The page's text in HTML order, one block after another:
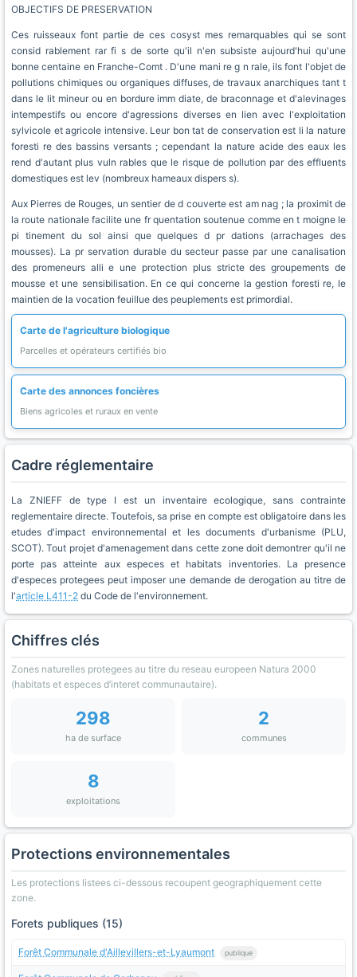
OBJECTIFS DE PRESERVATION
Ces ruisseaux font partie de ces cosyst mes remarquables qui se sont
consid rablement rar fi s de sorte qu'il n'en subsiste aujourd'hui qu'une
bonne centaine en Franche-Comt . D'une mani re g n rale, ils font l'objet de
pollutions chimiques ou organiques diffuses, de travaux anarchiques tant t
dans le lit mineur ou en bordure imm diate, de braconnage et d'alevinages
intempestifs ou encore d'agressions diverses en lien avec l'exploitation
sylvicole et agricole intensive. Leur bon tat de conservation est li la nature
foresti re des bassins versants ; cependant la nature acide des eaux les
rend d'autant plus vuln rables que le risque de pollution par des effluents
domestiques est lev (nombreux hameaux dispers s).
Aux Pierres de Rouges, un sentier de d couverte est am nag ; la proximit de
la route nationale facilite une fr quentation soutenue comme en t moigne le
pi tinement du sol ainsi que quelques d pr dations (arrachages des
mousses). La pr servation durable du secteur passe par une canalisation
des promeneurs alli e une protection plus stricte des groupements de
mousse et une sensibilisation. En ce qui concerne la gestion foresti re, le
maintien de la vocation feuillue des peuplements est primordial.
Carte de l'agriculture biologique
Parcelles et opérateurs certifiés bio
Carte des annonces foncières
Biens agricoles et ruraux en vente
Cadre réglementaire
La ZNIEFF de type I est un inventaire ecologique, sans contrainte
reglementaire directe. Toutefois, sa prise en compte est obligatoire dans les
etudes d'impact environnemental et les documents d'urbanisme (PLU,
SCOT). Tout projet d'amenagement dans cette zone doit demontrer qu'il ne
porte pas atteinte aux especes et habitats inventories. La presence
d'especes protegees peut imposer une demande de derogation au titre de
l'article L411-2 du Code de l'environnement.
Chiffres clés
Zones naturelles protegees au titre du reseau europeen Natura 2000
(habitats et especes d’interet communautaire).
298
ha de surface
2
communes
8
exploitations
Protections environnementales
Les protections listees ci-dessous recoupent geographiquement cette
zone.
Forets publiques (15)
Forêt Communale d'Aillevillers-et-Lyaumont publique